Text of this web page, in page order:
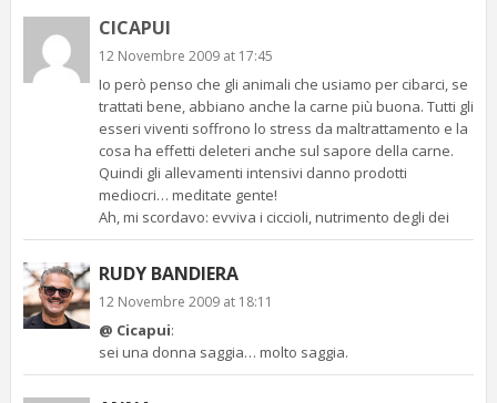
CICAPUI
12 Novembre 2009 at 17:45
Io però penso che gli animali che usiamo per cibarci, se
trattati bene, abbiano anche la carne più buona. Tutti gli
esseri viventi soffrono lo stress da maltrattamento e la
cosa ha effetti deleteri anche sul sapore della carne.
Quindi gli allevamenti intensivi danno prodotti
mediocri… meditate gente!
Ah, mi scordavo: evviva i ciccioli, nutrimento degli dei
RUDY BANDIERA
12 Novembre 2009 at 18:11
@ Cicapui:
sei una donna saggia… molto saggia.